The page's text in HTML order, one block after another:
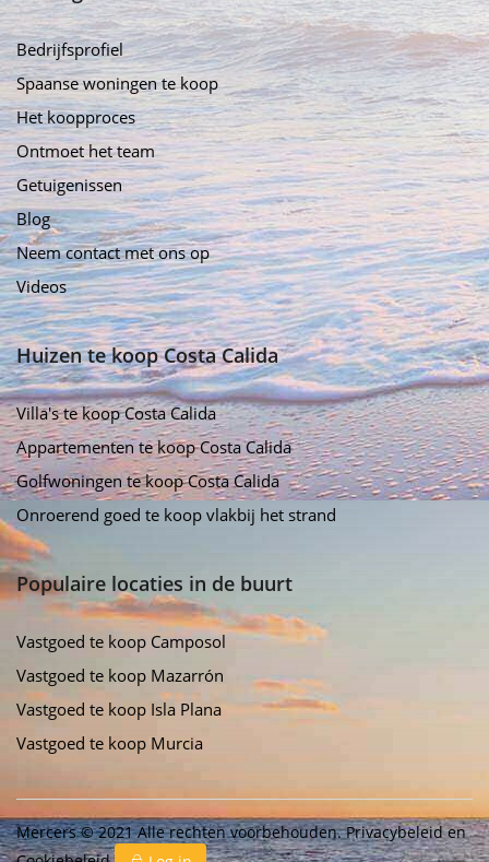
Bedrijfsprofiel
Spaanse woningen te koop
Het koopproces
Ontmoet het team
Getuigenissen
Blog
Neem contact met ons op
Videos
Huizen te koop Costa Calida
Villa's te koop Costa Calida
Appartementen te koop Costa Calida
Golfwoningen te koop Costa Calida
Onroerend goed te koop vlakbij het strand
Populaire locaties in de buurt
Vastgoed te koop Camposol
Vastgoed te koop Mazarrón
Vastgoed te koop Isla Plana
Vastgoed te koop Murcia
Mercers © 2021 Alle rechten voorbehouden.Privacybeleiden